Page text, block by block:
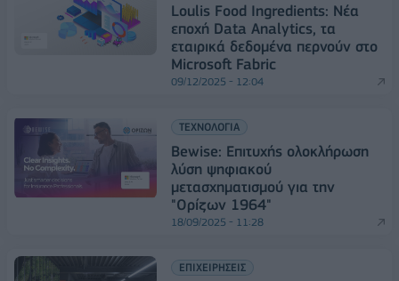
Loulis Food Ingredients: Νέα
εποχή Data Analytics, τα
εταιρικά δεδομένα περνούν στο
Microsoft Fabric
09/12/2025 - 12:04
ΤΕΧΝΟΛΟΓΙΑ
Bewise: Επιτυχής ολοκλήρωση
λύση ψηφιακού
μετασχηματισμού για την
"Ορίζων 1964"
18/09/2025 - 11:28
ΕΠΙΧΕΙΡΗΣΕΙΣ